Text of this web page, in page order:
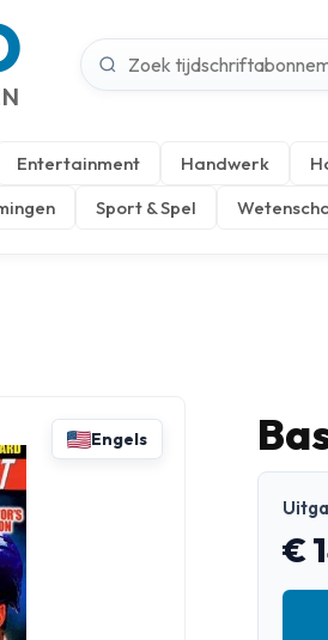
Entertainment Handwerk
Sport & Spel
Engels
€